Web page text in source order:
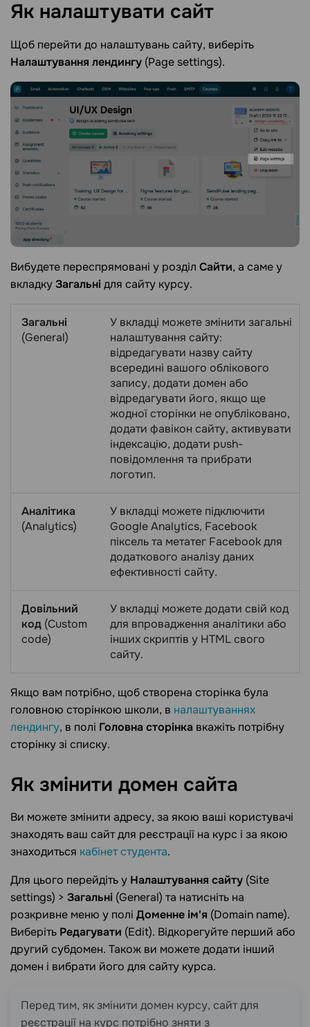
Як налаштувати сайт
Щоб перейти до налаштувань сайту, виберіть
Налаштування лендингу (Page settings).
Вибудете переспрямовані у розділ Сайти, а саме у
вкладкуЗагальнідля сайту курсу.
Загальні
(General)
У вкладці можете змінити загальні
налаштування сайту:
відредагувати назву сайту
всередині вашого облікового
запису, додати домен або
відредагувати його, якщо ще
жодної сторінки не опубліковано,
додати фавікон сайту, активувати
індексацію, додати push-
повідомлення та прибрати
логотип.
Аналітика
(Analytics)
У вкладці можете підключити
Google Analytics, Facebook
піксель та метатег Facebook для
додаткового аналізу даних
ефективності сайту.
Довільний
код (Custom
code)
У вкладці можете додати свій код
для впровадження аналітики або
інших скриптів у HTML свого
сайту.
Якщо вам потрібно, щоб створена сторінка була
головною сторінкою школи, в налаштуваннях
лендингу, в полі Головна сторінка вкажіть потрібну
сторінку зі списку.
Як змінити домен сайта
Ви можете змінити адресу, за якою ваші користувачі
знаходять ваш сайт для реєстрації на курс і за якою
знаходиться кабінет студента.
Для цього перейдіть у Налаштування сайту (Site
settings) > Загальні (General) та натисніть на
розкривне меню у полі Доменне ім'я (Domain name).
Виберіть Редагувати (Edit). Відкорегуйте перший або
другий субдомен. Також ви можете додати інший
домен і вибрати його для сайту курса.
Перед тим, як змінити домен курсу, сайт для
реєстрації на курс потрібно зняти з